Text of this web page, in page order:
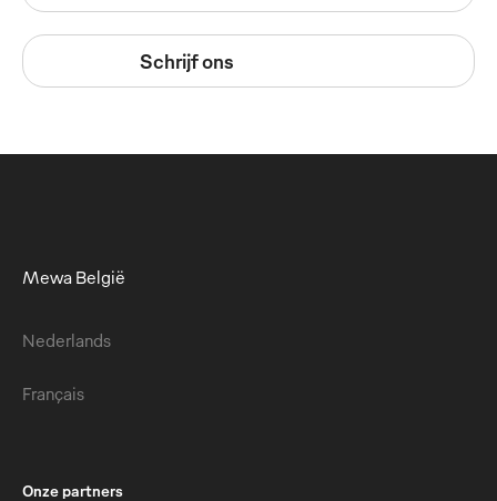
Schrijf ons
Mewa België
Nederlands
Français
Onze partners